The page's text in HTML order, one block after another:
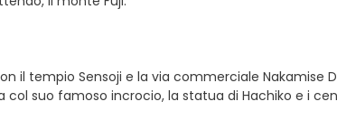
il tempio Sensoji e la via commerciale Nakamise
suo famoso incrocio, la statua di Hachiko e i